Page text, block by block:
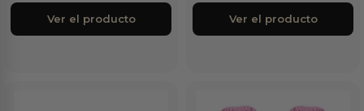
Ver el producto Ver el producto